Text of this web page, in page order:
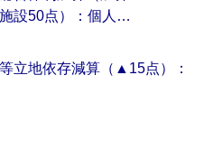
設50点）：個人…
立地依存減算（▲15点）：